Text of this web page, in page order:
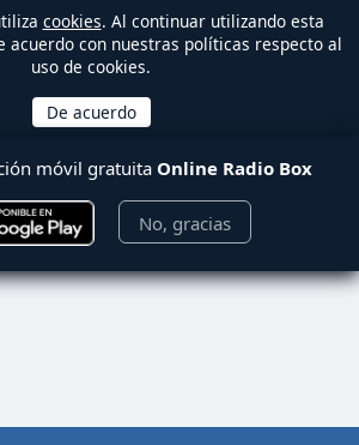
cookies. Al continuar utilizando esta
acuerdo con nuestras políticas respecto al
uso de cookies.
móvil gratuita Online Radio Box
No, gracias